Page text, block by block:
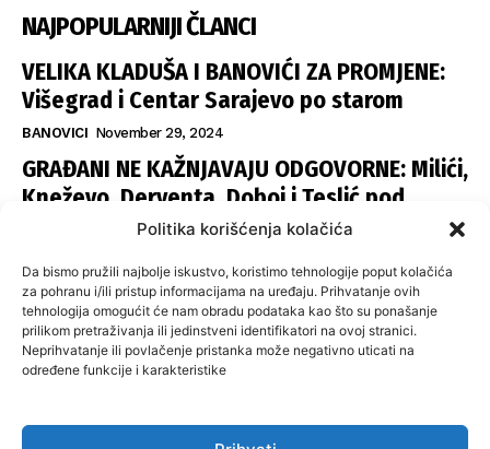
Politika korišćenja kolačića
Da bismo pružili najbolje iskustvo, koristimo tehnologije poput kolačića
za pohranu i/ili pristup informacijama na uređaju. Prihvatanje ovih
tehnologija omogućit će nam obradu podataka kao što su ponašanje
prilikom pretraživanja ili jedinstveni identifikatori na ovoj stranici.
Neprihvatanje ili povlačenje pristanka može negativno uticati na
određene funkcije i karakteristike
NAJPOPULARNIJI ČLANCI
VELIKA KLADUŠA I BANOVIĆI ZA PROMJENE:
Višegrad i Centar Sarajevo po starom
BANOVICI November 29, 2024
GRAĐANI NE KAŽNJAVAJU ODGOVORNE: Milići,
Kneževo, Derventa, Doboj i Teslić pod
šapom istih stranaka
SNSD UČVRSTIO VLAST U ISTOČNOM
SARAJEVU: Opoziciji dvije opštine, slijedi
raspodjela funkcija